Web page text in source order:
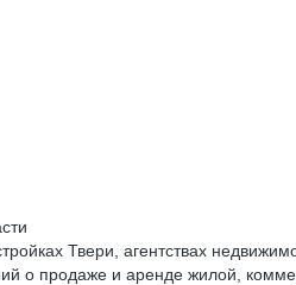
Твери, агентствах
о продаже и аренде жилой,